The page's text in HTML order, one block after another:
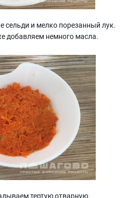
и мелко порезанный лук.
добавляем немного масла.
тертую отварную